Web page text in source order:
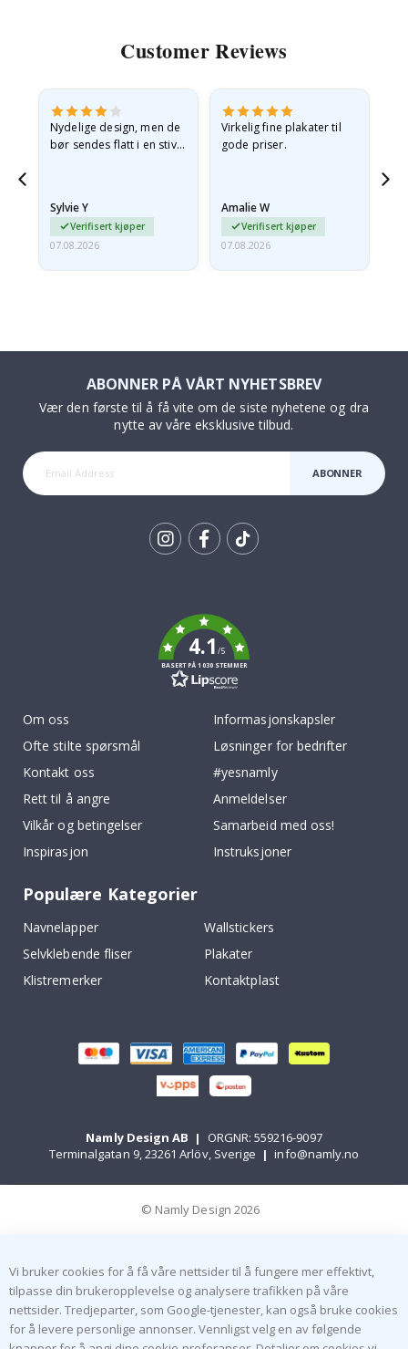
Customer Reviews
Nydelige design, men de
bør sendes flatt i en stiv
Sylvie Y
Verifisert kjøper
07.08.2026
Virkelig fine plakater til
gode priser.
Amalie W
Verifisert kjøper
07.08.2026
ABONNER PÅ VÅRT NYHETSBREV
Vær den første til å få vite om de siste nyhetene og dra
nytte av våre eksklusive tilbud.
ABONNER
4.1/5
BASERT PÅ 1030 STEMMER
Om oss
Ofte stilte spørsmål
Kontakt oss
Rett til å angre
Vilkår og betingelser
Inspirasjon
Informasjonskapsler
Løsninger for bedrifter
#yesnamly
Anmeldelser
Samarbeid med oss!
Instruksjoner
Populære Kategorier
Navnelapper
Wallstickers
Selvklebende fliser
Plakater
Klistremerker
Kontaktplast
Namly Design AB |
ORGNR: 559216-9097
Terminalgatan 9, 23261 Arlöv, Sverige | info@namly.no
© Namly Design 2026
Vi bruker cookies for å få våre nettsider til å fungere mer effektivt,
tilpasse din brukeropplevelse og analysere trafikken på våre
nettsider. Tredjeparter, som Google-tjenester, kan også bruke cookies
for å levere personlige annonser. Vennligst velg en av følgende